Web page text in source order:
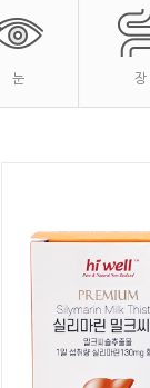
눈 장